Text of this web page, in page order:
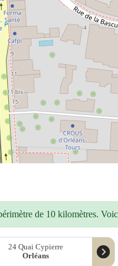
de 10 kilomètres.
24 Quai Cypierre
Orléans